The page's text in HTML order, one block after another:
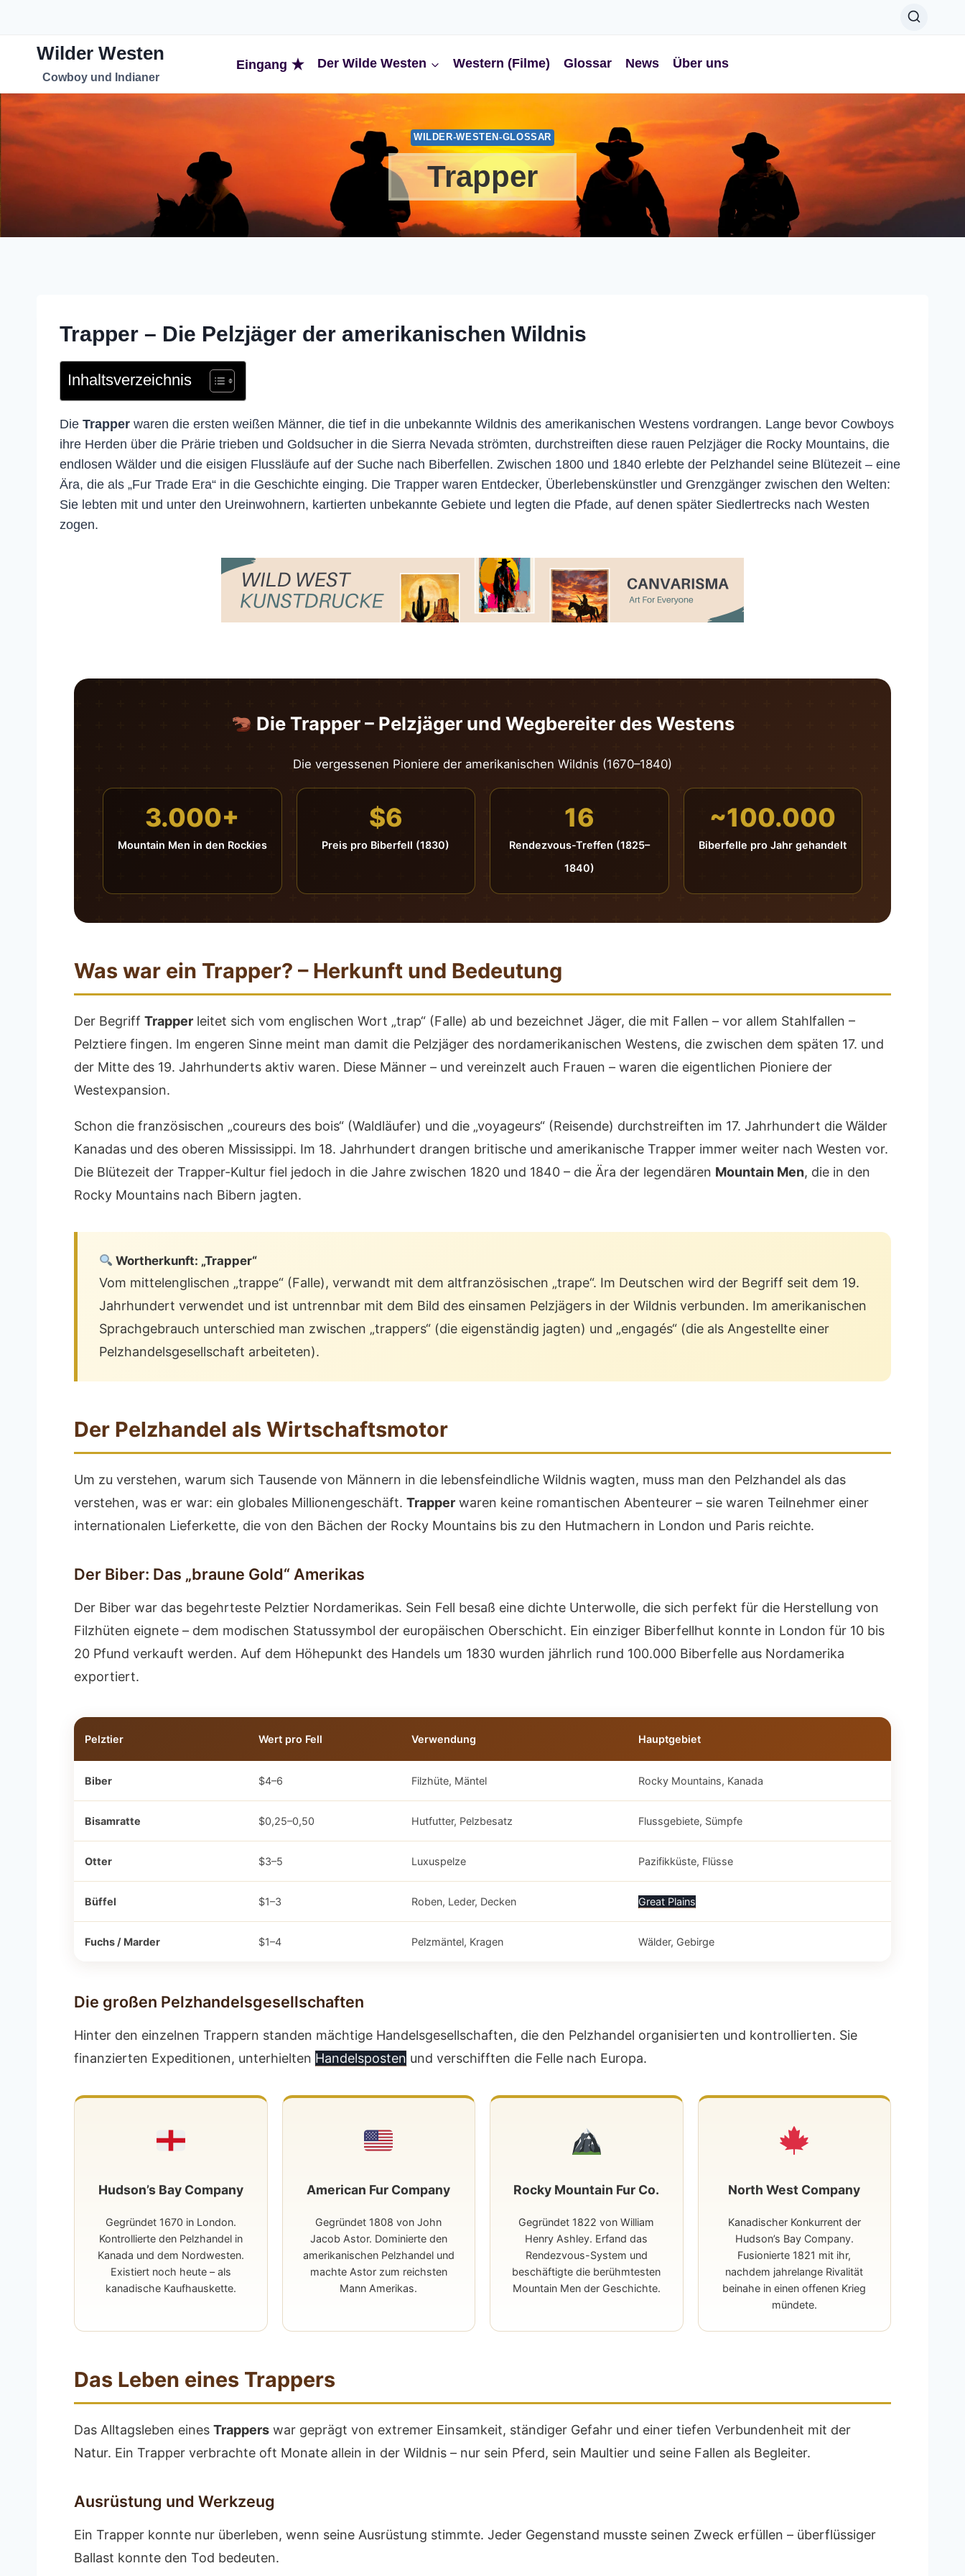
springenWilder Westen
Cowboy und Indianer
Eingang Der Wilde Westen Western (Filme) Glossar News Über uns
WILDER-WESTEN-GLOSSAR
Trapper
Trapper – Die Pelzjäger der amerikanischen Wildnis
Inhaltsverzeichnis
Die Trapper waren die ersten weißen Männer, die tief in die unbekannte Wildnis des amerikanischen Westens vordrangen. Lange bevor Cowboys
ihre Herden über die Prärie trieben und Goldsucher in die Sierra Nevada strömten, durchstreiften diese rauen Pelzjäger die Rocky Mountains, die
endlosen Wälder und die eisigen Flussläufe auf der Suche nach Biberfellen. Zwischen 1800 und 1840 erlebte der Pelzhandel seine Blütezeit – eine
Ära, die als „Fur Trade Era“ in die Geschichte einging. Die Trapper waren Entdecker, Überlebenskünstler und Grenzgänger zwischen den Welten:
Sie lebten mit und unter den Ureinwohnern, kartierten unbekannte Gebiete und legten die Pfade, auf denen später Siedlertrecks nach Westen
zogen.
Die Trapper – Pelzjäger und Wegbereiter des Westens
Die vergessenen Pioniere der amerikanischen Wildnis (1670–1840)
3.000+
Mountain Men in den Rockies
$6
Preis pro Biberfell (1830)
16
Rendezvous-Treffen (1825–
1840)
~100.000
Biberfelle pro Jahr gehandelt
Was war ein Trapper? – Herkunft und Bedeutung
Der Begriff Trapper leitet sich vom englischen Wort „trap“ (Falle) ab und bezeichnet Jäger, die mit Fallen – vor allem Stahlfallen –
Pelztiere fingen. Im engeren Sinne meint man damit die Pelzjäger des nordamerikanischen Westens, die zwischen dem späten 17. und
der Mitte des 19. Jahrhunderts aktiv waren. Diese Männer – und vereinzelt auch Frauen – waren die eigentlichen Pioniere der
Westexpansion.
Schon die französischen „coureurs des bois“ (Waldläufer) und die „voyageurs“ (Reisende) durchstreiften im 17. Jahrhundert die Wälder
Kanadas und des oberen Mississippi. Im 18. Jahrhundert drangen britische und amerikanische Trapper immer weiter nach Westen vor.
Die Blütezeit der Trapper-Kultur fiel jedoch in die Jahre zwischen 1820 und 1840 – die Ära der legendären Mountain Men, die in den
Rocky Mountains nach Bibern jagten.
Wortherkunft: „Trapper“
Vom mittelenglischen „trappe“ (Falle), verwandt mit dem altfranzösischen „trape“. Im Deutschen wird der Begriff seit dem 19.
Jahrhundert verwendet und ist untrennbar mit dem Bild des einsamen Pelzjägers in der Wildnis verbunden. Im amerikanischen
Sprachgebrauch unterschied man zwischen „trappers“ (die eigenständig jagten) und „engagés“ (die als Angestellte einer
Pelzhandelsgesellschaft arbeiteten).
Der Pelzhandel als Wirtschaftsmotor
Um zu verstehen, warum sich Tausende von Männern in die lebensfeindliche Wildnis wagten, muss man den Pelzhandel als das
verstehen, was er war: ein globales Millionengeschäft. Trapper waren keine romantischen Abenteurer – sie waren Teilnehmer einer
internationalen Lieferkette, die von den Bächen der Rocky Mountains bis zu den Hutmachern in London und Paris reichte.
Der Biber: Das „braune Gold“ Amerikas
Der Biber war das begehrteste Pelztier Nordamerikas. Sein Fell besaß eine dichte Unterwolle, die sich perfekt für die Herstellung von
Filzhüten eignete – dem modischen Statussymbol der europäischen Oberschicht. Ein einziger Biberfellhut konnte in London für 10 bis
20 Pfund verkauft werden. Auf dem Höhepunkt des Handels um 1830 wurden jährlich rund 100.000 Biberfelle aus Nordamerika
exportiert.
Pelztier Wert pro Fell Verwendung Hauptgebiet
Biber $4–6 Filzhüte, Mäntel Rocky Mountains, Kanada
Bisamratte $0,25–0,50 Hutfutter, Pelzbesatz Flussgebiete, Sümpfe
Otter $3–5 Luxuspelze Pazifikküste, Flüsse
Büffel $1–3 Roben, Leder, Decken Great Plains
Fuchs / Marder $1–4 Pelzmäntel, Kragen Wälder, Gebirge
Die großen Pelzhandelsgesellschaften
Hinter den einzelnen Trappern standen mächtige Handelsgesellschaften, die den Pelzhandel organisierten und kontrollierten. Sie
finanzierten Expeditionen, unterhielten Handelsposten und verschifften die Felle nach Europa.
Hudson’s Bay Company
Gegründet 1670 in London.
Kontrollierte den Pelzhandel in
Kanada und dem Nordwesten.
Existiert noch heute – als
kanadische Kaufhauskette.
American Fur Company
Gegründet 1808 von John
Jacob Astor. Dominierte den
amerikanischen Pelzhandel und
machte Astor zum reichsten
Mann Amerikas.
Rocky Mountain Fur Co.
Gegründet 1822 von William
Henry Ashley. Erfand das
Rendezvous-System und
beschäftigte die berühmtesten
Mountain Men der Geschichte.
North West Company
Kanadischer Konkurrent der
Hudson’s Bay Company.
Fusionierte 1821 mit ihr,
nachdem jahrelange Rivalität
beinahe in einen offenen Krieg
mündete.
Das Leben eines Trappers
Das Alltagsleben eines Trappers war geprägt von extremer Einsamkeit, ständiger Gefahr und einer tiefen Verbundenheit mit der
Natur. Ein Trapper verbrachte oft Monate allein in der Wildnis – nur sein Pferd, sein Maultier und seine Fallen als Begleiter.
Ausrüstung und Werkzeug
Ein Trapper konnte nur überleben, wenn seine Ausrüstung stimmte. Jeder Gegenstand musste seinen Zweck erfüllen – überflüssiger
Ballast konnte den Tod bedeuten.